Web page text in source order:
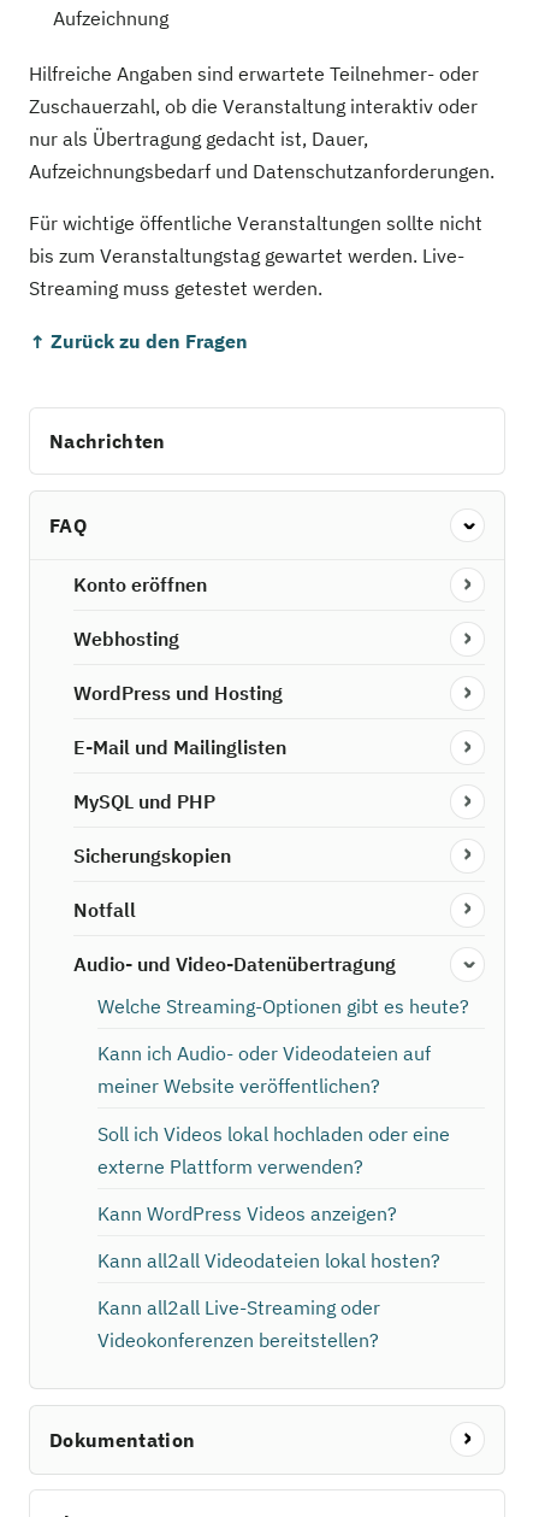
Aufzeichnung
Hilfreiche Angaben sind erwartete Teilnehmer- oder
Zuschauerzahl, ob die Veranstaltung interaktiv oder
nur als Übertragung gedacht ist, Dauer,
Aufzeichnungsbedarf und Datenschutzanforderungen.
Für wichtige öffentliche Veranstaltungen sollte nicht
bis zum Veranstaltungstag gewartet werden. Live-
Streaming muss getestet werden.
↑ Zurück zu den Fragen
Nachrichten
FAQ
Konto eröffnen
Webhosting
WordPress und Hosting
E-Mail und Mailinglisten
MySQL und PHP
Sicherungskopien
Notfall
Audio- und Video-Datenübertragung
Welche Streaming-Optionen gibt es heute?
Kann ich Audio- oder Videodateien auf
meiner Website veröffentlichen?
Soll ich Videos lokal hochladen oder eine
externe Plattform verwenden?
Kann WordPress Videos anzeigen?
Kann all2all Videodateien lokal hosten?
Kann all2all Live-Streaming oder
Videokonferenzen bereitstellen?
Dokumentation